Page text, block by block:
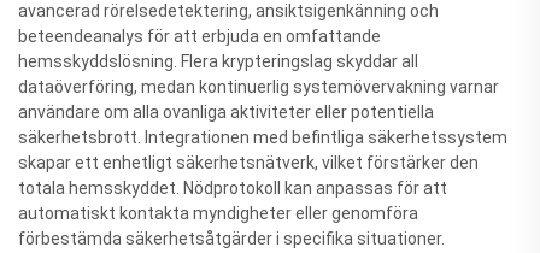
avancerad rörelsedetektering, ansiktsigenkänning och
beteendeanalys för att erbjuda en omfattande
hemsskyddslösning. Flera krypteringslag skyddar all
dataöverföring, medan kontinuerlig systemövervakning varnar
användare om alla ovanliga aktiviteter eller potentiella
säkerhetsbrott. Integrationen med befintliga säkerhetssystem
skapar ett enhetligt säkerhetsnätverk, vilket förstärker den
totala hemsskyddet. Nödprotokoll kan anpassas för att
automatiskt kontakta myndigheter eller genomföra
förbestämda säkerhetsåtgärder i specifika situationer.